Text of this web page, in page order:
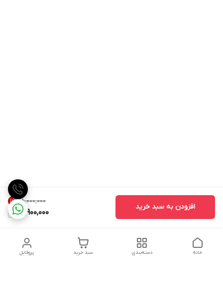
۱۸٬۰۰۰٬۰۰۰ 11%
15,900,000
افزودن به سبد خرید
پروفایل سبد خرید دسته‌بندی خانه